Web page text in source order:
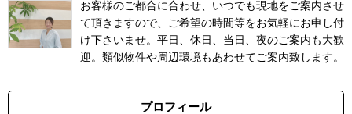
お客様のご都合に合わせ、いつでも現地をご案内させ
て頂きますので、ご希望の時間等をお気軽にお申し付
け下さいませ。平日、休日、当日、夜のご案内も大歓
迎。類似物件や周辺環境もあわせてご案内致します。
プロフィール